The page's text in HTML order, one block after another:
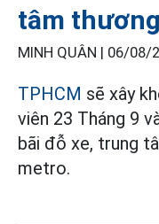
tâm
MINH QUÂN | 06/08/
TPHCM sẽ xây
viên 23 Tháng 9
bãi đỗ xe, trung
metro.